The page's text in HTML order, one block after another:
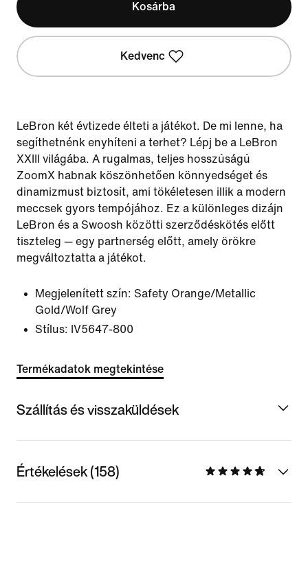
Kosárba
Kedvenc
LeBron két évtizede élteti a játékot. De mi lenne, ha
segíthetnénk enyhíteni a terhet? Lépj be a LeBron
XXIII világába. A rugalmas, teljes hosszúságú
ZoomX habnak köszönhetően könnyedséget és
dinamizmust biztosít, ami tökéletesen illik a modern
meccsek gyors tempójához. Ez a különleges dizájn
LeBron és a Swoosh közötti szerződéskötés előtt
tiszteleg — egy partnerség előtt, amely örökre
megváltoztatta a játékot.
Megjelenített szín: Safety Orange/Metallic
Gold/Wolf Grey
Stílus: IV5647-800
Termékadatok megtekintése
Szállítás és visszaküldések
Értékelések (158)